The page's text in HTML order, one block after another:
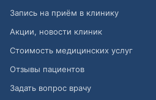
Запись на приём в клинику
Акции, новости клиник
Стоимость медицинских услуг
Отзывы пациентов
Задать вопрос врачу